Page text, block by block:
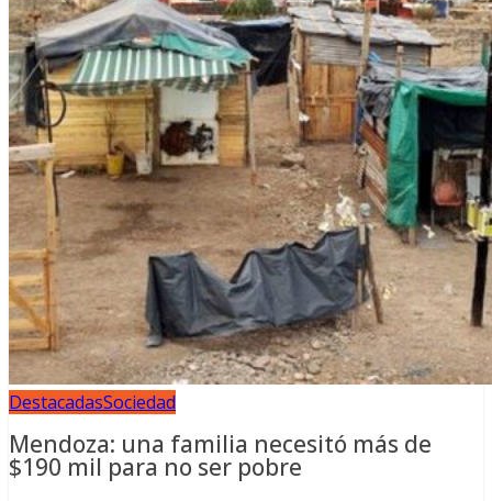
DestacadasSociedad
Mendoza: una familia necesitó más de
$190 mil para no ser pobre